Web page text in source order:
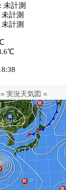
= 実況天気図 =